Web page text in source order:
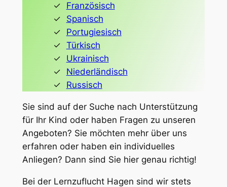
Französisch
Spanisch
Portugiesisch
Türkisch
Ukrainisch
Niederländisch
Russisch
Sie sind auf der Suche nach Unterstützung
für Ihr Kind oder haben Fragen zu unseren
Angeboten? Sie möchten mehr über uns
erfahren oder haben ein individuelles
Anliegen? Dann sind Sie hier genau richtig!
Bei der Lernzuflucht Hagen sind wir stets